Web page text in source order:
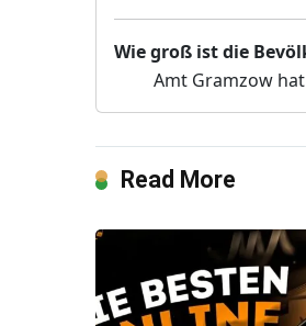
Wie groß ist die
Amt Gramzow
Read More